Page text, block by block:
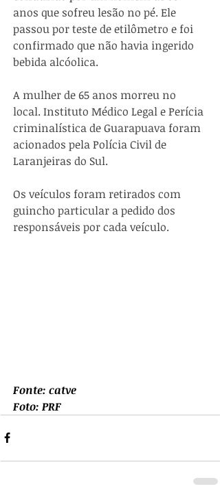
anos que sofreu lesão no pé. Ele
passou por teste de etilômetro e foi
confirmado que não havia ingerido
bebida alcóolica.
A mulher de 65 anos morreu no
local. Instituto Médico Legal e Perícia
criminalística de Guarapuava foram
acionados pela Polícia Civil de
Laranjeiras do Sul.
Os veículos foram retirados com
guincho particular a pedido dos
responsáveis por cada veículo.
Fonte: catve
Foto: PRF